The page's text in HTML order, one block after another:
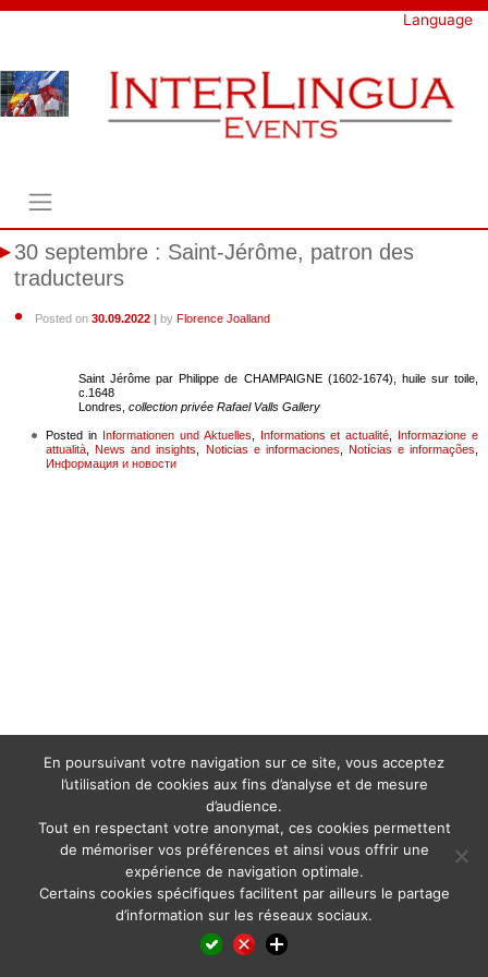
Skip
Language
30 septembre : Saint-Jérôme, patron des
traducteurs
Posted on 30.09.2022 | by Florence Joalland
Saint Jérôme par Philippe de CHAMPAIGNE (1602-1674), huile sur toile,
c.1648
Londres, collection privée Rafael Valls Gallery
Posted in Informationen und Aktuelles, Informations et actualité,
Informazione e
attualità, News and insights, Noticias e informaciones, Notícias e informações,
Информация и новости
LinkedIn
X WhatsAppPinterest
En poursuivant votre navigation sur ce site, vous acceptez
l’utilisation de cookies aux fins d’analyse et de mesure
d’audience.
Tout en respectant votre anonymat, ces cookies permettent
de mémoriser vos préférences et ainsi vous offrir une
expérience de navigation optimale.
Certains cookies spécifiques facilitent par ailleurs le partage
d’information sur les réseaux sociaux.